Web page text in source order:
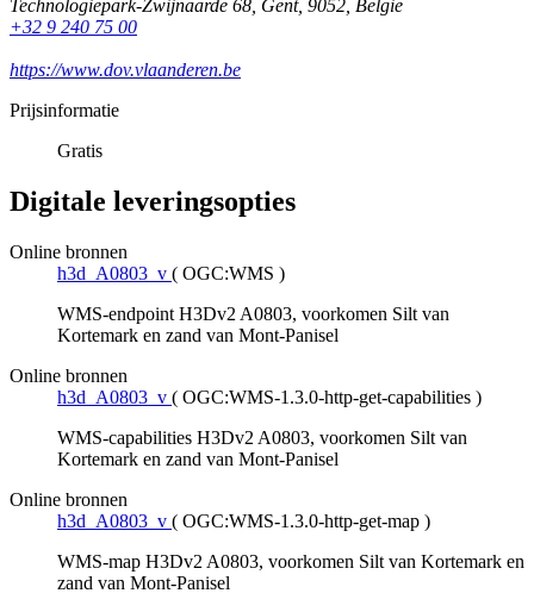
Technologiepark-Zwijnaarde 68, Gent, 9052, België
+32 9 240 75 00
https://www.dov.vlaanderen.be
Prijsinformatie
Gratis
Digitale leveringsopties
Online bronnen
h3d_A0803_v ( OGC:WMS )
WMS-endpoint H3Dv2 A0803, voorkomen Silt van
Kortemark en zand van Mont-Panisel
Online bronnen
h3d_A0803_v ( OGC:WMS-1.3.0-http-get-capabilities )
WMS-capabilities H3Dv2 A0803, voorkomen Silt van
Kortemark en zand van Mont-Panisel
Online bronnen
h3d_A0803_v ( OGC:WMS-1.3.0-http-get-map )
WMS-map H3Dv2 A0803, voorkomen Silt van Kortemark en
zand van Mont-Panisel